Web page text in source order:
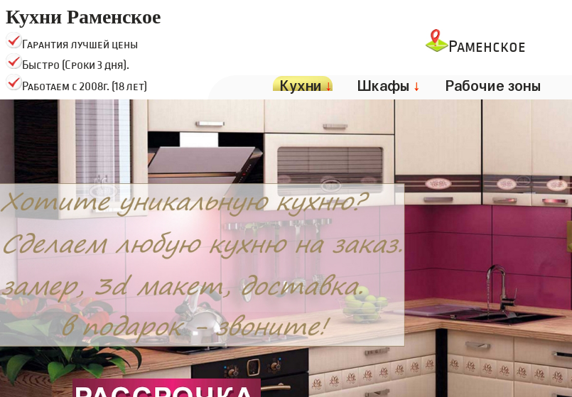
Кухни Раменское
Гарантия лучшей цены
Быстро (Сроки 3 дня).
Работаем с 2008г. (18 лет)
Раменское
Кухни↓ Шкафы ↓ Рабочие зоны